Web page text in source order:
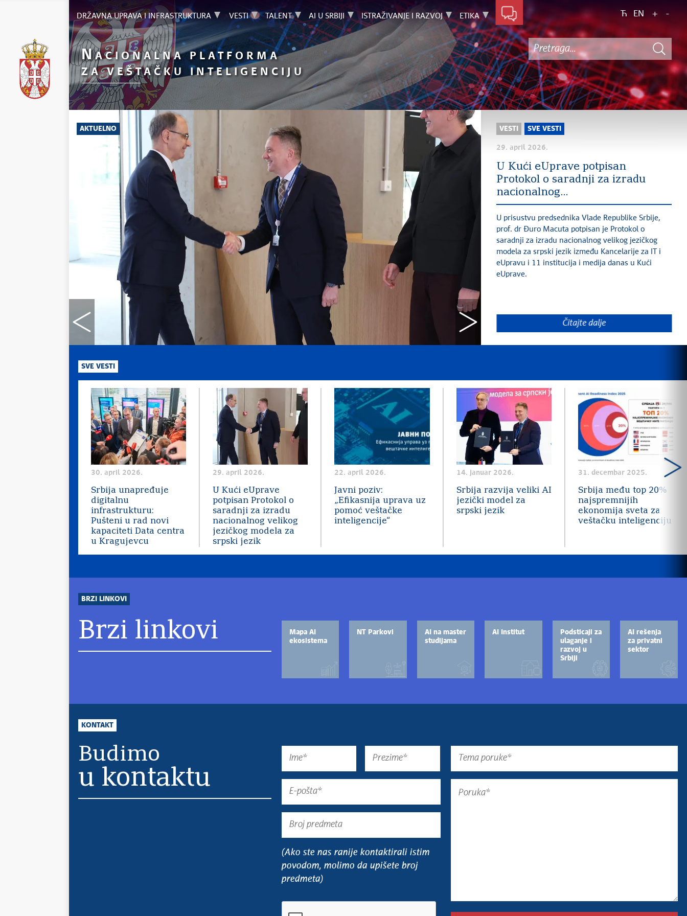
DRŽAVNA UPRAVA I INFRASTRUKTURA VESTI TALENT AI U SRBIJI ISTRAŽIVANJE I RAZVOJ ETIKA Ћ EN + -
NACIONALNA PLATFORMA
ZA VEŠTAČKU INTELIGENCIJU
AKTUELNO VESTI SVE VESTI
29. april 2026.
U Kući eUprave potpisan
Protokol o saradnji za izradu
nacionalnog...
U prisustvu predsednika Vlade Republike Srbije,
prof. dr Đuro Macuta potpisan je Protokol o
saradnji za izradu nacionalnog velikog jezičkog
modela za srpski jezik između Kancelarije za IT i
eUpravu i 11 institucija i medija danas u Kući
eUprave.
Čitajte dalje
SVE VESTI
30. april 2026.
Srbija unapređuje
digitalnu
infrastrukturu:
Pušteni u rad novi
kapaciteti Data centra
u Kragujevcu
29. april 2026.
U Kući eUprave
potpisan Protokol o
saradnji za izradu
nacionalnog velikog
jezičkog modela za
srpski jezik
22. april 2026.
Javni poziv:
„Efikasnija uprava uz
pomoć veštačke
inteligencije“
14. januar 2026.
Srbija razvija veliki AI
jezički model za
srpski jezik
31. decembar 2025.
Srbija među top 20%
najspremnijih
ekonomija sveta za
veštačku inteligenciju
BRZI LINKOVI
Brzi linkovi
Mapa AI
ekosistema
NT Parkovi
AI na master
studijama
AI Institut
Podsticaji za
ulaganje i
razvoj u
Srbiji
AI rešenja
za privatni
sektor
KONTAKT
Budimo
u kontaktu
(Ako ste nas ranije kontaktirali istim
povodom, molimo da upišete broj
predmeta)